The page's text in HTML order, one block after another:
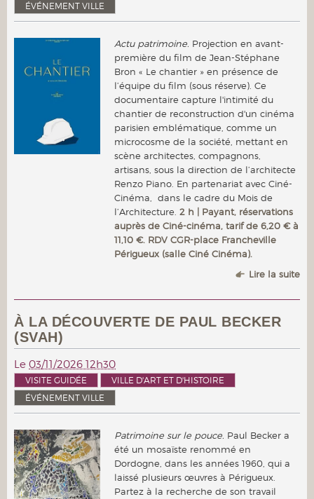
ÉVÉNEMENT VILLE
Actu patrimoine. Projection en avant-
première du film de Jean-Stéphane
Bron « Le chantier » en présence de
l’équipe du film (sous réserve). Ce
documentaire capture l'intimité du
chantier de reconstruction d'un cinéma
parisien emblématique, comme un
microcosme de la société, mettant en
scène architectes, compagnons,
artisans, sous la direction de l’architecte
Renzo Piano. En partenariat avec Ciné-
Cinéma, dans le cadre du Mois de
l’Architecture. 2 h | Payant, réservations
auprès de Ciné-cinéma, tarif de 6,20 € à
11,10 €. RDV CGR-place Francheville
Périgueux (salle Ciné Cinéma).
Lire la suite
À LA DÉCOUVERTE DE PAUL BECKER
(SVAH)
Le 03/11/2026 12h30
VISITE GUIDÉE
VILLE D'ART ET D'HISTOIRE
ÉVÉNEMENT VILLE
Patrimoine sur le pouce. Paul Becker a
été un mosaïste renommé en
Dordogne, dans les années 1960, qui a
laissé plusieurs œuvres à Périgueux.
Partez à la recherche de son travail